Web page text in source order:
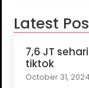
Latest
7,6 JT
tiktok
October 31, 2024